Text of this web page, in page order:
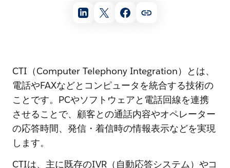
CTI（Computer Telephony Integration）とは、
電話やFAXなどとコンピュータを統合する技術の
ことです。PCやソフトウェアと電話回線を連携
させることで、顧客との通話内容やオペレーター
の応答時間、発信・着信時の情報表示などを実現
します。
CTIは、主に既存のIVR（自動応答システム）やコ